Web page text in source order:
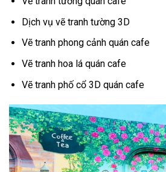
Dịch vụ vẽ tranh tường 3D
Vẽ tranh phong cảnh quán cafe
Vẽ tranh hoa lá quán cafe
Vẽ tranh phố cổ 3D quán cafe